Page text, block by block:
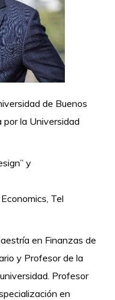
de Buenos
por la Universidad
y
Tel
en Finanzas de
y Profesor de la
Profesor
en